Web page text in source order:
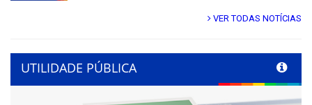
VER TODAS NOTÍCIAS
UTILIDADE PÚBLICA